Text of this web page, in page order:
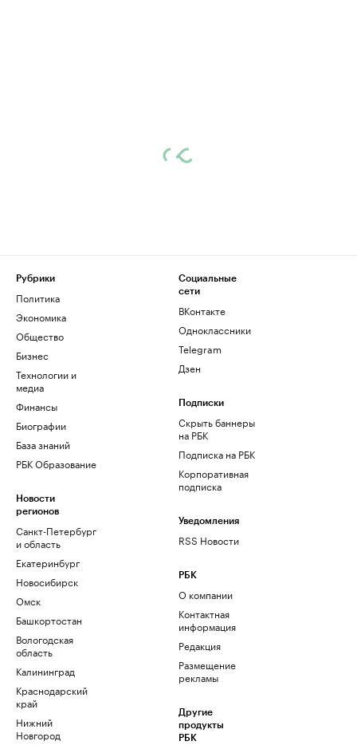
Рубрики
Политика
Экономика
Общество
Бизнес
Технологии и
медиа
Финансы
Биографии
База знаний
РБК Образование
Новости
регионов
Санкт-Петербург
и область
Екатеринбург
Новосибирск
Омск
Башкортостан
Вологодская
область
Калининград
Краснодарский
край
Нижний
Новгород
Социальные
сети
ВКонтакте
Одноклассники
Telegram
Дзен
Подписки
Скрыть баннеры
на РБК
Подписка на РБК
Корпоративная
подписка
Уведомления
RSS Новости
РБК
О компании
Контактная
информация
Редакция
Размещение
рекламы
Другие
продукты
РБК